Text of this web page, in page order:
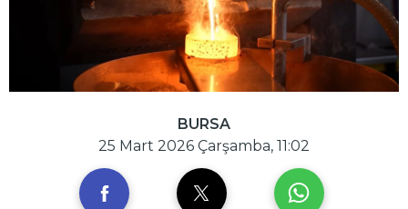
BURSA
25 Mart 2026 Çarşamba, 11:02